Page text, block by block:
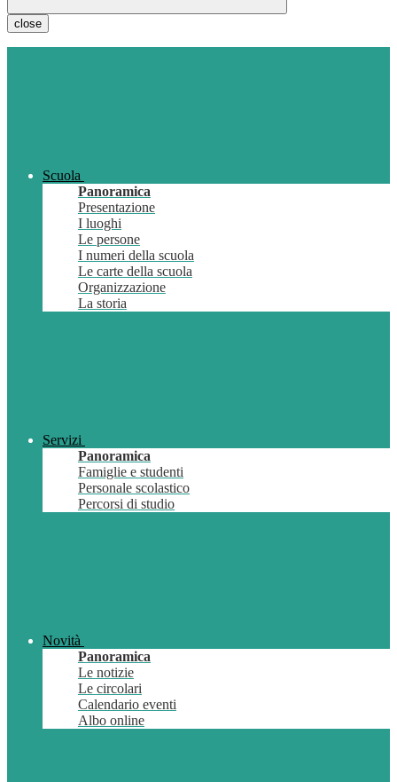
close
Scuola
Panoramica
Presentazione
I luoghi
Le persone
I numeri della scuola
Le carte della scuola
Organizzazione
La storia
Servizi
Panoramica
Famiglie e studenti
Personale scolastico
Percorsi di studio
Novità
Panoramica
Le notizie
Le circolari
Calendario eventi
Albo online